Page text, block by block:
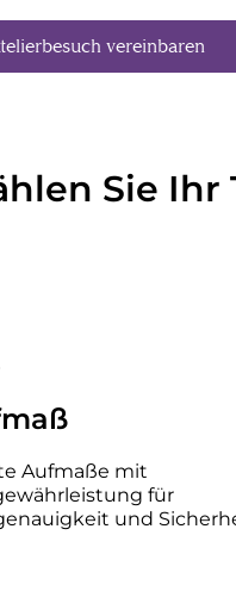
vereinbaren
Sie Ihr
Aufmaße mit
für
und